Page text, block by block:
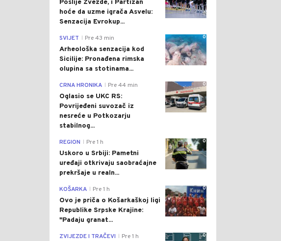
Poslije Zvezde, i Partizan
hoće da uzme igrača Asvelu:
Senzacija Evrokup...
0
SVIJET Pre 43 min
Arheološka senzacija kod
Sicilije: Pronađena rimska
olupina sa stotinama...
0
CRNA HRONIKA Pre 44 min
Oglasio se UKC RS:
Povrijeđeni suvozač iz
nesreće u Potkozarju
stabilnog...
0
REGION Pre 1 h
Uskoro u Srbiji: Pametni
uređaji otkrivaju saobraćajne
prekršaje u realn...
0
KOŠARKA Pre 1 h
Ovo je priča o Košarkaškoj ligi
Republike Srpske Krajine:
"Padaju granat...
0
ZVIJEZDE I TRAČEVI Pre 1 h